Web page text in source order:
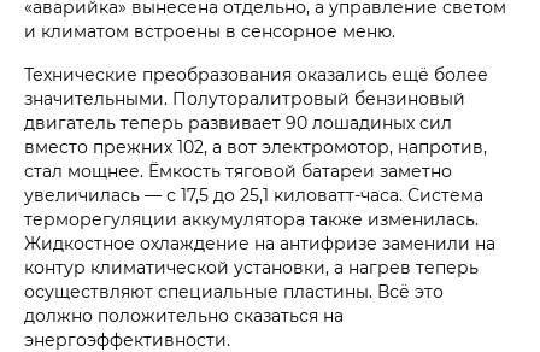
«аварийка» вынесена отдельно, а управление светом
и климатом встроены в сенсорное меню.
Технические преобразования оказались ещё более
значительными. Полуторалитровый бензиновый
двигатель теперь развивает 90 лошадиных сил
вместо прежних 102, а вот электромотор, напротив,
стал мощнее. Ёмкость тяговой батареи заметно
увеличилась — с 17,5 до 25,1 киловатт-часа. Система
терморегуляции аккумулятора также изменилась.
Жидкостное охлаждение на антифризе заменили на
контур климатической установки, а нагрев теперь
осуществляют специальные пластины. Всё это
должно положительно сказаться на
энергоэффективности.